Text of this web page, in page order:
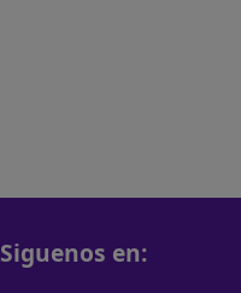
Siguenos en: